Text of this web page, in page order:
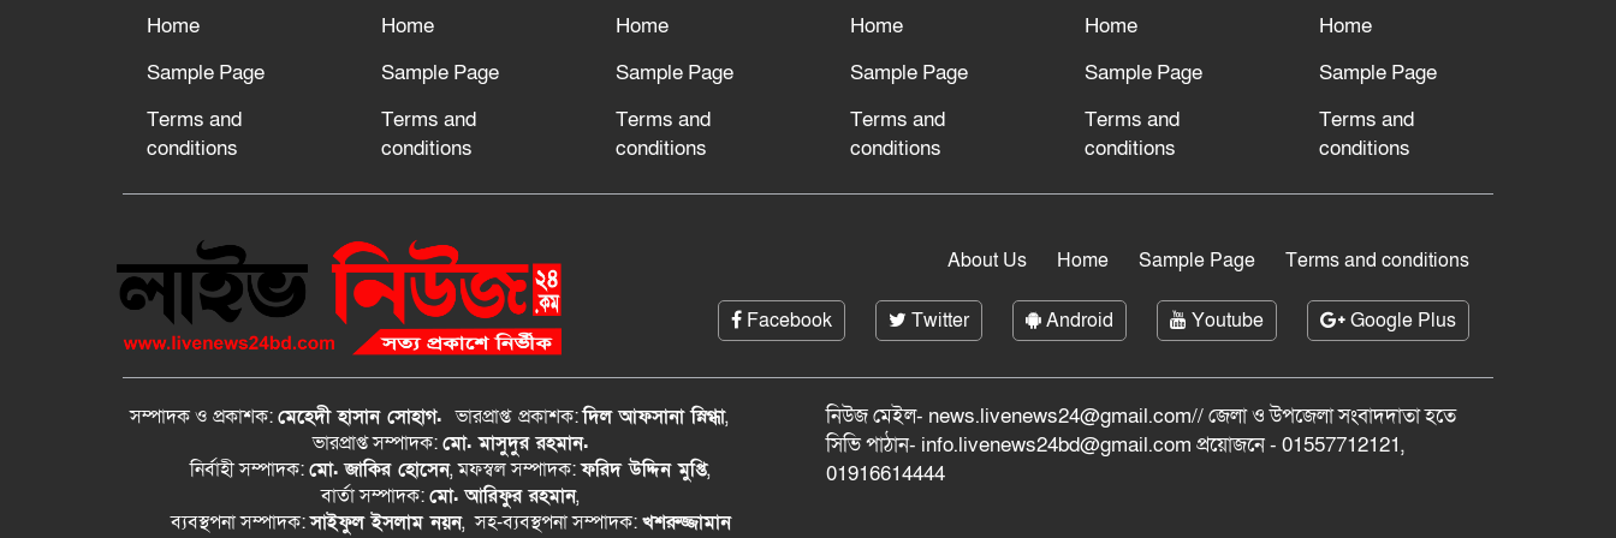
Home
Sample Page
Terms and
conditions
Home
Sample Page
Terms and
conditions
Home
Sample Page
Terms and
conditions
Home
Sample Page
Terms and
conditions
Home
Sample Page
Terms and
conditions
Home
Sample Page
Terms and
conditions
About Us Home Sample Page Terms and conditions
Facebook Twitter Android Youtube Google Plus
সম্পাদক ও প্রকাশক:মেহেদী হাসান সোহাগ.ভারপ্রাপ্ত প্রকাশক:দিল আফসানা স্নিগ্ধা,
ভারপ্রাপ্ত সম্পাদক:মো. মাসুদুর রহমান.
নির্বাহী সম্পাদক:মো. জাকির হোসেন, মফস্বল সম্পাদক:ফরিদ উদ্দিন মুপ্তি,
বার্তা সম্পাদক:মো. আরিফুর রহমান,
ব্যবস্থপনা সম্পাদক:সাইফুল ইসলাম নয়ন, সহ-ব্যবস্থপনা সম্পাদক:খশরুজ্জামান
নিউজ মেইল- news.livenews24@gmail.com// জেলা ও ‍উপজেলা সংবাদদাতা হতে
সিভি পাঠান- info.livenews24bd@gmail.com প্রয়োজনে - 01557712121,
01916614444